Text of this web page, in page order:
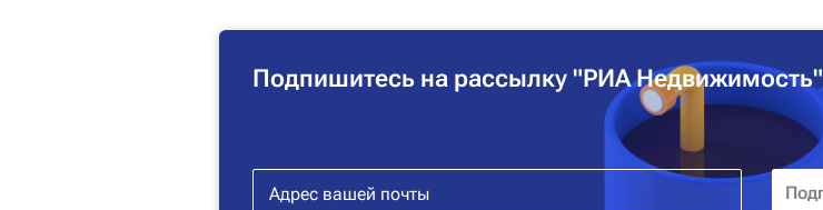
Подпишитесь на рассылку "РИА Недвижимость"